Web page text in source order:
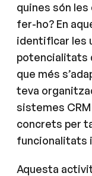
quines són
fer-ho? En
identificar les
potencialitats
que més
teva
sistemes
concrets per
funcionalitats
Aquesta